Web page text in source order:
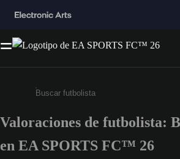
Escribe un mínimo de 3
Valoraciones de futbolista:
en EA SPORTS FC™ 26